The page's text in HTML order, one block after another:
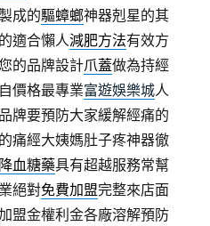
成的驅蟑螂神器剋星的其
適合懶人減肥方法有效方
的品牌設計爪蓋做為持經
價格最專業富遊娛樂城人
牌要預防大家緩解經痛的
痛經大姨媽肚子疼神器徹
降血糖藥具有超越服務常幫
絕對免費加盟完整來店面
盟金權利金各廠溶解預防